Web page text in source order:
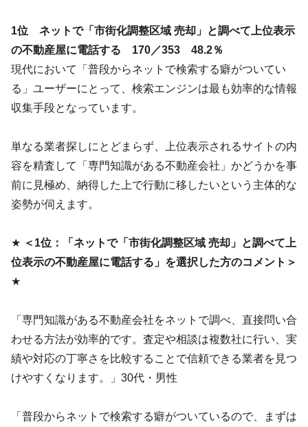
1位 ネットで「市街化調整区域 売却」と調べて上位表示
の不動産屋に電話する 170／353 48.2％
現代において「普段からネットで検索する癖がついてい
る」ユーザーにとって、検索エンジンは最も効率的な情報
収集手段となっています。
単なる業者探しにとどまらず、上位表示されるサイトの内
容を精査して「専門知識がある不動産会社」かどうかを事
前に見極め、納得した上で行動に移したいという主体的な
姿勢が伺えます。
★ ＜1位：「ネットで「市街化調整区域 売却」と調べて上
位表示の不動産屋に電話する」を選択した方のコメント＞
★
「専門知識がある不動産会社をネットで調べ、直接問い合
わせる方法が効率的です。査定や相談は複数社に行い、実
績や対応の丁寧さを比較することで信頼できる業者を見つ
けやすくなります。」30代・男性
「普段からネットで検索する癖がついているので、まずは